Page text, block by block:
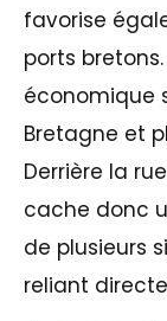
favorise
ports
économique
Bretagne et
Derrière la
cache donc
de plusieurs
reliant